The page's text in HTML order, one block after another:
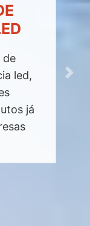
de
led,
já
Next